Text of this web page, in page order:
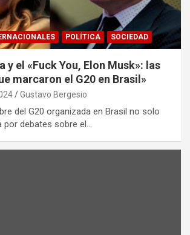
POLÍTICA SOCIEDAD
y el «Fuck You, Elon Musk»: las
marcaron el G20 en Brasil»
Gustavo Bergesio
del G20 organizada en Brasil no solo
por debates sobre el…